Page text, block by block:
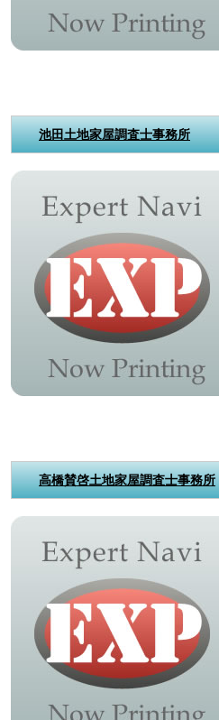
池田土地家屋調査士事務所
高橋賛啓土地家屋調査士事務所